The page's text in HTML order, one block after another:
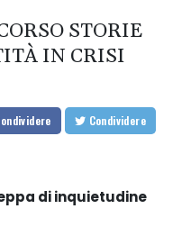
STORIE
IN CRISI
Condividere
di inquietudine